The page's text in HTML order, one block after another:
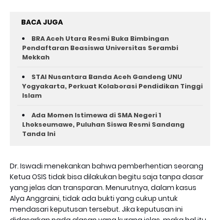
BACA JUGA
BRA Aceh Utara Resmi Buka Bimbingan
Pendaftaran Beasiswa Universitas Serambi
Mekkah
STAI Nusantara Banda Aceh Gandeng UNU
Yogyakarta, Perkuat Kolaborasi Pendidikan Tinggi
Islam
Ada Momen Istimewa di SMA Negeri 1
Lhokseumawe, Puluhan Siswa Resmi Sandang
Tanda Ini
Dr. Iswadi menekankan bahwa pemberhentian seorang
Ketua OSIS tidak bisa dilakukan begitu saja tanpa dasar
yang jelas dan transparan. Menurutnya, dalam kasus
Alya Anggraini, tidak ada bukti yang cukup untuk
mendasari keputusan tersebut. Jika keputusan ini